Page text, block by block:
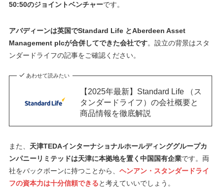
50:50のジョイントベンチャーです。
アバディーンは英国でStandard Life とAberdeen Asset
Management plcが合併してできた会社です。設立の背景はスタ
ンダードライフの記事をご確認ください。
あわせて読みたい
【2025年最新】Standard Life （ス
タンダードライフ）の会社概要と
商品情報を徹底解説
また、 天津TEDAインターナショナルホールディンググループカ
ンパニーリミテッドは天津に本拠地を置く中国国有企業です。両
社をバックボーンに持つことから、 ヘンアン・スタンダードライ
フの資本力は十分信頼できると考えていいでしょう。